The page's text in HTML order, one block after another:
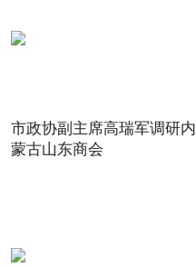
市政协副主席高瑞军调研内
蒙古山东商会